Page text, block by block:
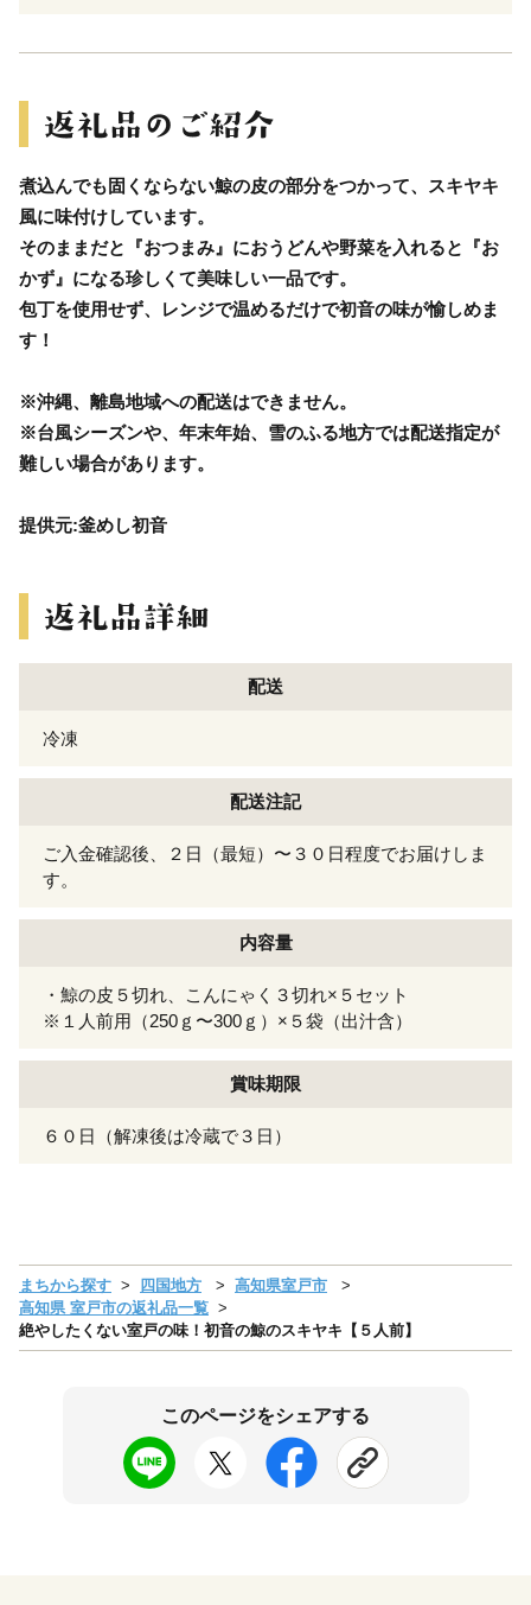
煮込んでも固くならない鯨の皮の部分をつかって、スキヤキ
風に味付けしています。
そのままだと『おつまみ』におうどんや野菜を入れると『お
かず』になる珍しくて美味しい一品です。
包丁を使用せず、レンジで温めるだけで初音の味が愉しめま
す！
※沖縄、離島地域への配送はできません。
※台風シーズンや、年末年始、雪のふる地方では配送指定が
難しい場合があります。
提供元:釜めし初音
配送
冷凍
配送注記
ご入金確認後、２日（最短）〜３０日程度でお届けしま
す。
内容量
・鯨の皮５切れ、こんにゃく３切れ×５セット
※１人前用（250ｇ〜300ｇ）×５袋（出汁含）
賞味期限
６０日（解凍後は冷蔵で３日）
まちから探す 四国地方
高知県室戸市
高知県 室戸市の返礼品一覧
絶やしたくない室戸の味！初音の鯨のスキヤキ【５人前】
このページをシェアする